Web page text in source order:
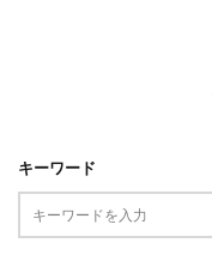
キーワード